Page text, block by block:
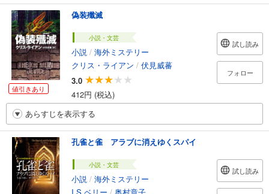
値引きあり
偽装殲滅
小説・文芸
小説 / 海外ミステリー
クリス・ライアン / 伏見威蕃
3.0
412円 (税込)
試し読み
フォロー
あらすじを表示する
孔雀と雀 アラブに消えゆくスパイ
小説・文芸
小説 / 海外ミステリー
試し読み